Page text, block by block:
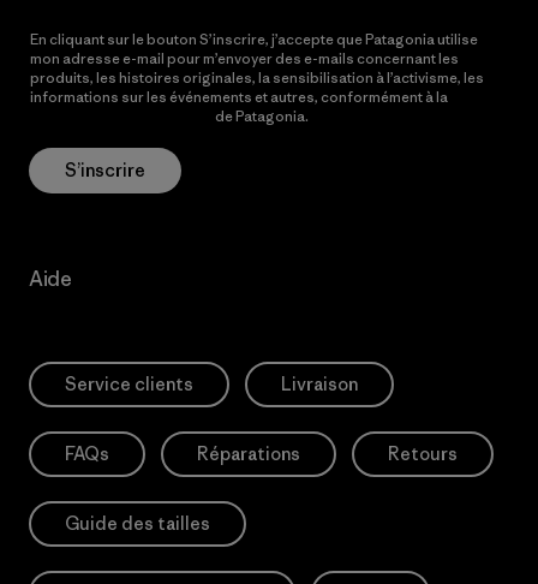
En cliquant sur le bouton S’inscrire, j’accepte que Patagonia utilise
mon adresse e-mail pour m’envoyer des e-mails concernant les
produits, les histoires originales, la sensibilisation à l’activisme, les
informations sur les événements et autres, conformément à la
de Patagonia.
S’inscrire
Aide
Service clients Livraison
FAQs Réparations Retours
Guide des tailles